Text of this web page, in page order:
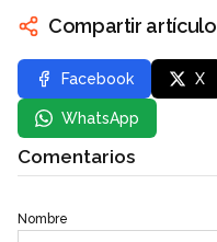
Compartir artículo
Facebook X
WhatsApp
Comentarios
Nombre